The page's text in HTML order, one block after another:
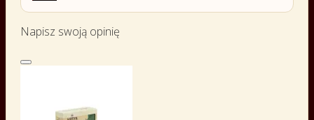
Napisz swoją opinię